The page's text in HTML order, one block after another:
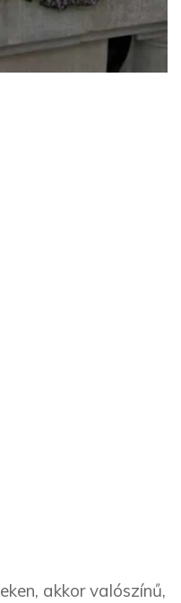
akkor valószínű,